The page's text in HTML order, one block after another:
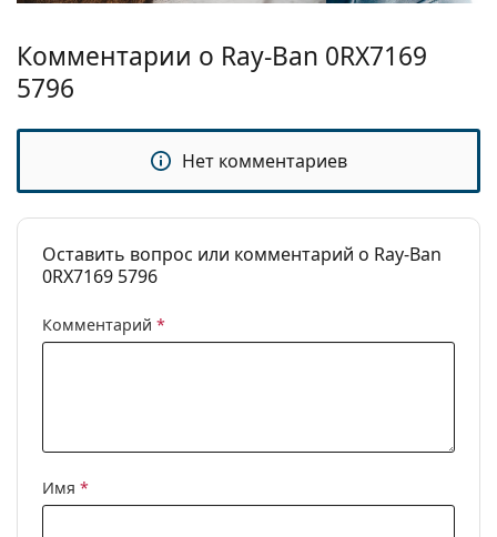
больше стилей, или ознакомьтесь с нашим
выборе.
Это медицинское изделие. Перед использованием
Комментарии о Ray-Ban 0RX7169
5796
Нет комментариев
Оставить вопрос или комментарий о Ray-Ban
0RX7169 5796
Комментарий *
Имя *